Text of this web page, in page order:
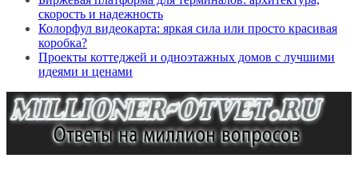
скорость и надежность
Колорфул видеокарта: яркая сила или просто красивая
коробка?
Проекты коттеджей и одноэтажных домов с лучшими
идеями и ценами